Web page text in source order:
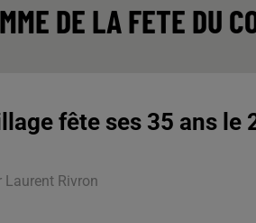
DE LA FETE DU
fête ses 35 ans le
Rivron